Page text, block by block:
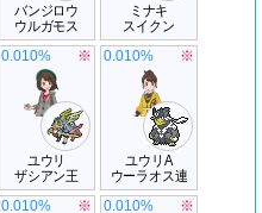
バンジロウ
ウルガモス
ミナキ
スイクン
ユウリ
ザシアン王
0.010% ※
ユウリA
ウーラオス連
0.010% ※
0.010% ※ 0.010% ※